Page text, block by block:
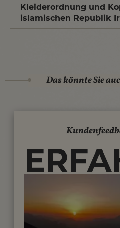
Kleiderordnung und
islamischen Republik
Das könnte Sie